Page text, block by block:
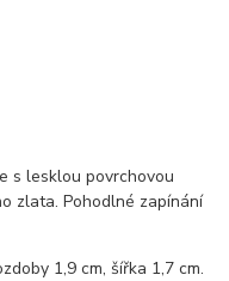
s lesklou povrchovou
zlata. Pohodlné zapínání
1,9 cm, šířka 1,7 cm.